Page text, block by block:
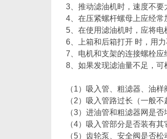
3、推动滤油机时，速度不要
4、在压紧螺杆螺母上应经常
5、在使用滤油机时，应将电
6、上箱和后箱打开 时，用
7、电机和支架的连接螺栓应
8、如果发现滤油量不足，可
（1）吸入管、粗滤器、油
（2）吸入管路过长（一般
（3）进油管和粗滤器网是否
（4）吸入管部分是否装有
（5）齿轮泵、安全阀是否松